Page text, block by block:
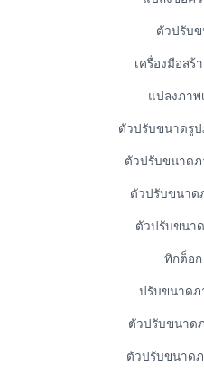
ตัวปรับ
เครื่องมือสร้
แปลงภาพ
ตัวปรับขนาดรู
ตัวปรับขนาด
ตัวปรับขนาด
ตัวปรับขนา
ทิกต็อก
ปรับขนาดภ
ตัวปรับขนาด
ตัวปรับขนาด